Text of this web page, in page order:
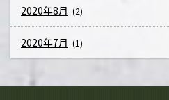
2020年8月 (2)
2020年7月 (1)